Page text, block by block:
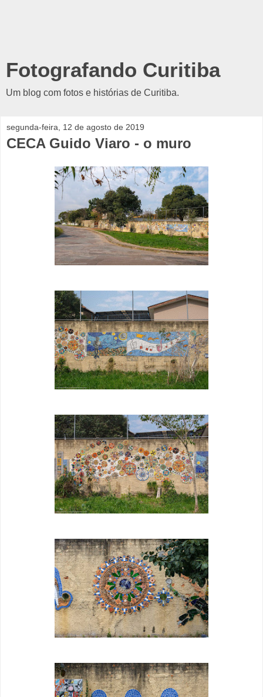
Fotografando Curitiba
Um blog com fotos e histórias de Curitiba.
segunda-feira, 12 de agosto de 2019
CECA Guido Viaro - o muro